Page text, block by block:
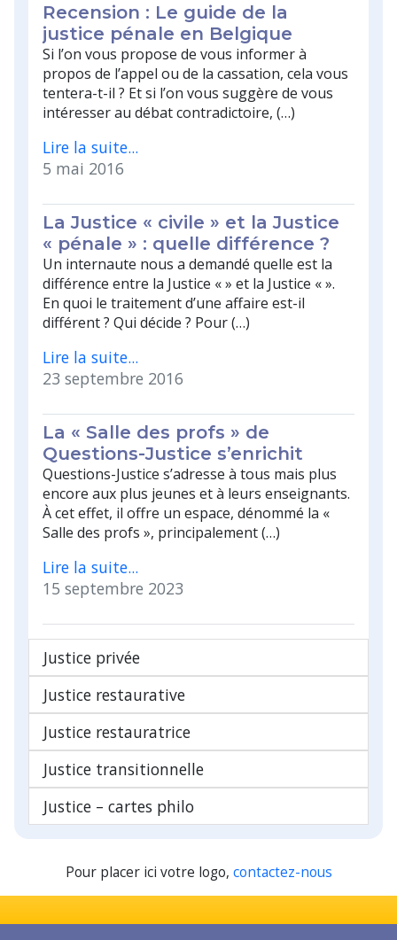
Recension : Le guide de la
justice pénale en Belgique
Si l’on vous propose de vous informer à
propos de l’appel ou de la cassation, cela vous
tentera-t-il ? Et si l’on vous suggère de vous
intéresser au débat contradictoire, (…)
Lire la suite...
5 mai 2016
La Justice « civile » et la Justice
« pénale » : quelle différence ?
Un internaute nous a demandé quelle est la
différence entre la Justice « » et la Justice « ».
En quoi le traitement d’une affaire est-il
différent ? Qui décide ? Pour (…)
Lire la suite...
23 septembre 2016
La « Salle des profs » de
Questions-Justice s’enrichit
Questions-Justice s’adresse à tous mais plus
encore aux plus jeunes et à leurs enseignants.
À cet effet, il offre un espace, dénommé la «
Salle des profs », principalement (…)
Lire la suite...
15 septembre 2023
Justice privée
Justice restaurative
Justice restauratrice
Justice transitionnelle
Justice – cartes philo
Pour placer ici votre logo, contactez-nous